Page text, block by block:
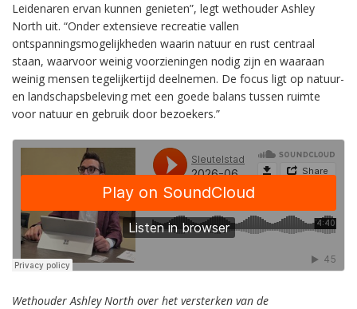
Leidenaren ervan kunnen genieten”, legt wethouder Ashley
North uit. “Onder extensieve recreatie vallen
ontspanningsmogelijkheden waarin natuur en rust centraal
staan, waarvoor weinig voorzieningen nodig zijn en waaraan
weinig mensen tegelijkertijd deelnemen. De focus ligt op natuur-
en landschapsbeleving met een goede balans tussen ruimte
voor natuur en gebruik door bezoekers.”
Wethouder Ashley North over het versterken van de